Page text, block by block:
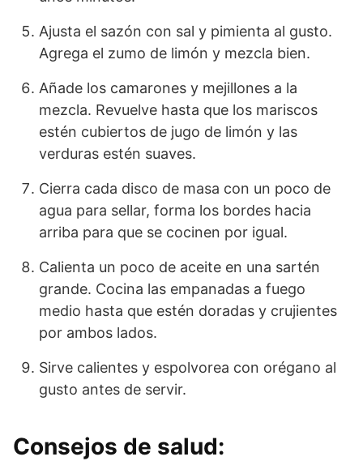
Ajusta el sazón con sal y pimienta al gusto.
Agrega el zumo de limón y mezcla bien.
Añade los camarones y mejillones a la
mezcla. Revuelve hasta que los mariscos
estén cubiertos de jugo de limón y las
verduras estén suaves.
Cierra cada disco de masa con un poco de
agua para sellar, forma los bordes hacia
arriba para que se cocinen por igual.
Calienta un poco de aceite en una sartén
grande. Cocina las empanadas a fuego
medio hasta que estén doradas y crujientes
por ambos lados.
Sirve calientes y espolvorea con orégano al
gusto antes de servir.
Consejos de salud: